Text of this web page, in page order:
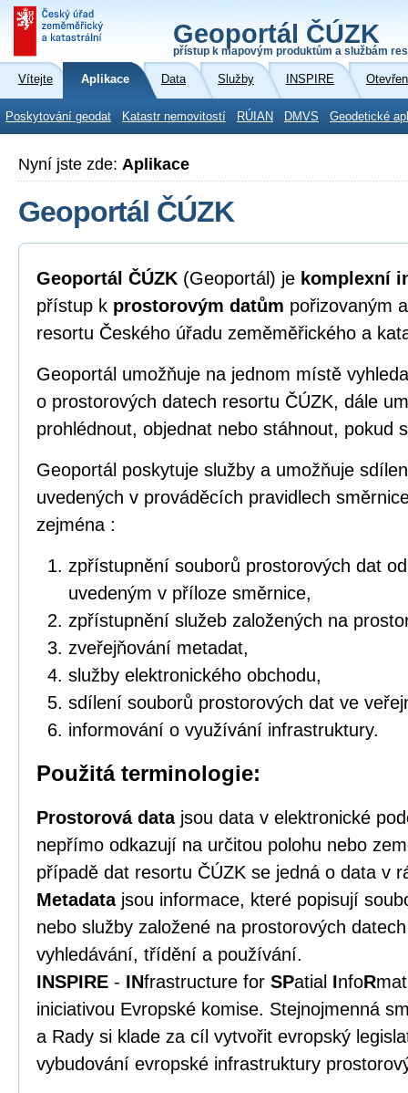
Geoportál ČÚZK
přístup k mapovým produktům a službám
Vítejte Aplikace Data Služby INSPIRE
Poskytování geodat Katastr nemovitostí RÚIAN DMVS Geodetické
Nyní jste zde: Aplikace
Geoportál ČÚZK
Geoportál ČÚZK (Geoportál) je komplexní
přístup k prostorovým datům pořizovaným
resortu Českého úřadu zeměměřického a
Geoportál umožňuje na jednom místě
o prostorových datech resortu ČÚZK, dále
prohlédnout, objednat nebo stáhnout, pokud
Geoportál poskytuje služby a umožňuje
uvedených v prováděcích pravidlech
zejména :
zpřístupnění souborů prostorových dat
uvedeným v příloze směrnice,
zpřístupnění služeb založených na
zveřejňování metadat,
služby elektronického obchodu,
sdílení souborů prostorových dat ve
informování o využívání infrastruktury.
Použitá terminologie:
Prostorová data jsou data v elektronické
nepřímo odkazují na určitou polohu nebo
případě dat resortu ČÚZK se jedná o data v
Metadatajsou informace, které popisují
nebo služby založené na prostorových
vyhledávání, třídění a používání.
INSPIRE - INfrastructure for SPatial InfoR
iniciativou Evropské komise. Stejnojmenná
a Rady si klade za cíl vytvořit evropský
vybudování evropské infrastruktury